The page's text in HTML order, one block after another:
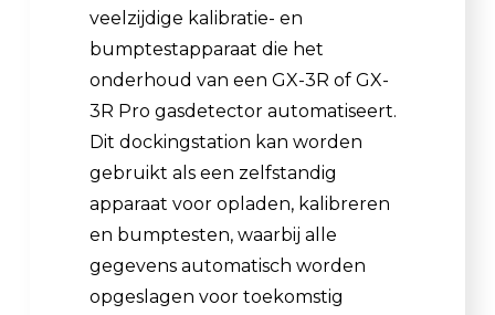
veelzijdige kalibratie- en
bumptestapparaat die het
onderhoud van een GX-3R of GX-
3R Pro gasdetector automatiseert.
Dit dockingstation kan worden
gebruikt als een zelfstandig
apparaat voor opladen, kalibreren
en bumptesten, waarbij alle
gegevens automatisch worden
opgeslagen voor toekomstig